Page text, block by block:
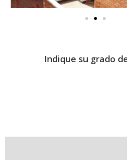
Indique su grado